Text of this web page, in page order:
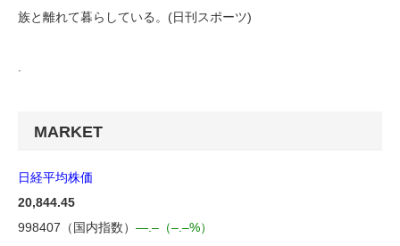
族と離れて暮らしている。(日刊スポーツ)
MARKET
日経平均株価
20,844.45
998407（国内指数） —.–（–.–%）